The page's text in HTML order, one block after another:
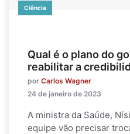
Ciência
Qual é o plano do
reabilitar a
por Carlos Wagner
24 de janeiro de 2023
A ministra da Saúde,
equipe vão precisar